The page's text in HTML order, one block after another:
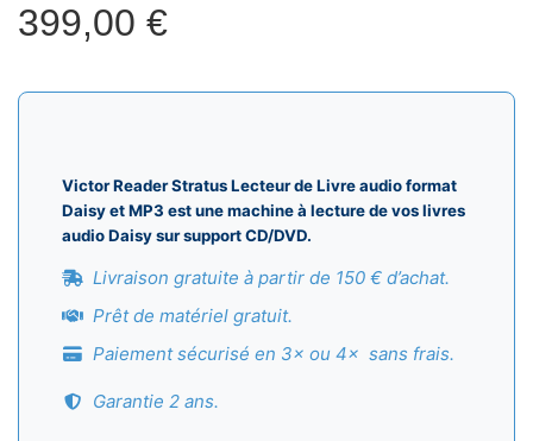
399,00 €
Victor Reader Stratus Lecteur de Livre audio format
Daisy et MP3 est une machine à lecture de vos livres
audio Daisy sur support CD/DVD.
Livraison gratuite à partir de 150 € d’achat.
Prêt de matériel gratuit.
Paiement sécurisé en 3× ou 4× sans frais.
Garantie 2 ans.